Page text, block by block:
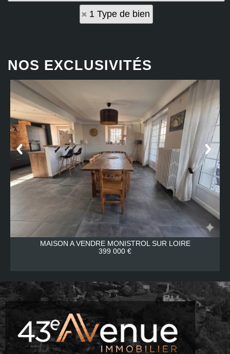
1 Type de bien
NOS EXCLUSIVITÉS
MAISON A VENDRE MONISTROL SUR LOIRE
399 000 €